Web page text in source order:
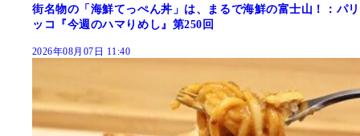
街名物の「海鮮てっぺん丼」は、まるで海鮮の富士山！：パリ
ッコ『今週のハマりめし』第250回
2026年08月07日 11:40